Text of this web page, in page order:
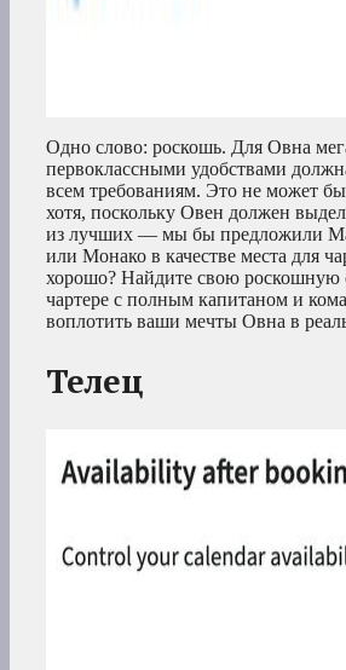
Одно слово: роскошь. Для Овна
первоклассными удобствами
всем требованиям. Это не может
хотя, поскольку Овен должен
из лучших — мы бы предложили
или Монако в качестве места для
хорошо? Найдите свою роскошную
чартере с полным капитаном и
воплотить ваши мечты Овна в
Телец